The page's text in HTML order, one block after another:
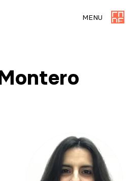
MENU
Agrandir